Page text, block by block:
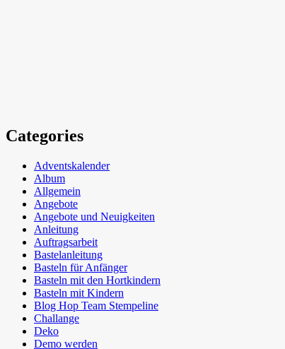
Categories
Adventskalender
Album
Allgemein
Angebote
Angebote und Neuigkeiten
Anleitung
Auftragsarbeit
Bastelanleitung
Basteln für Anfänger
Basteln mit den Hortkindern
Basteln mit Kindern
Blog Hop Team Stempeline
Challange
Deko
Demo werden